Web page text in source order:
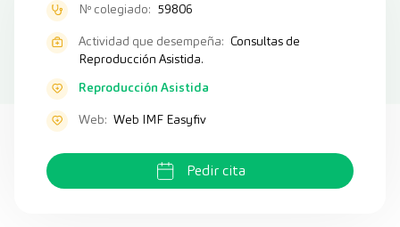
Nº colegiado: 59806
Actividad que desempeña: Consultas de
Reproducción Asistida.
Reproducción Asistida
Web: Web IMF Easyfiv
Pedir cita